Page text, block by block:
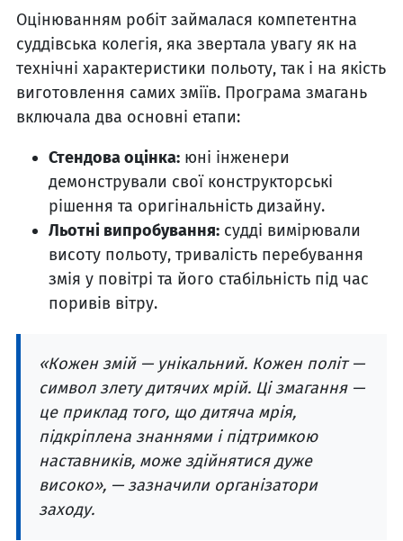
Оцінюванням робіт займалася компетентна
суддівська колегія, яка звертала увагу як на
технічні характеристики польоту, так і на якість
виготовлення самих зміїв. Програма змагань
включала два основні етапи:
Стендова оцінка: юні інженери
демонстрували свої конструкторські
рішення та оригінальність дизайну.
Льотні випробування: судді вимірювали
висоту польоту, тривалість перебування
змія у повітрі та його стабільність під час
поривів вітру.
«Кожен змій — унікальний. Кожен політ —
символ злету дитячих мрій. Ці змагання —
це приклад того, що дитяча мрія,
підкріплена знаннями і підтримкою
наставників, може здійнятися дуже
високо», — зазначили організатори
заходу.